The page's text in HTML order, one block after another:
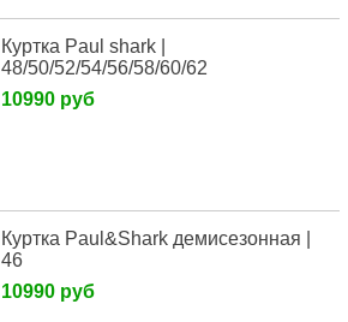
Куртка Paul shark |
48/50/52/54/56/58/60/62
10990 руб
Куртка Paul&Shark демисезонная |
46
10990 руб